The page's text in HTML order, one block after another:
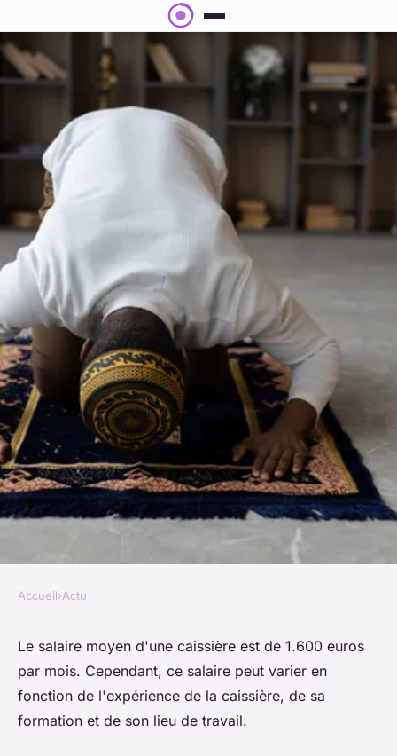
Quel est le salaire moyen
d'une caissière ?
alice•28 octobre 2022 •2 min de lecture
Accueil›Actu
Le salaire moyen d'une caissière est de 1.600 euros
par mois. Cependant, ce salaire peut varier en
fonction de l'expérience de la caissière, de sa
formation et de son lieu de travail.